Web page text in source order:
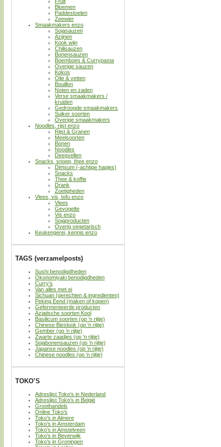
Bloemen
Paddestoelen
Zeewier
Smaakmakers enzo
Sojasauzen
Azijnen
Kook wijn
Chilisauzen
Bonensauzen
Boemboes & Currypasta
Overige sauzen
Kokos
Olie & vetten
Bouillon
Noten en zaden
Verse smaakmakers /
kruiden
Gedroogde smaakmakers
Suiker soorten
Overige smaakmakers
Noodles, rijst enzo
Rijst & Granen
Meelsoorten
Bonen
Noodles
Deegvellen
Snacks, snoep, thee enzo
Dimsum (-achtige hapjes)
Snacks
Thee & koffie
Drank
Zoetigheden
Vlees, vis, tofu enzo
Vlees
Gevogelte
Vis enzo
Sojaproducten
Overig vegetarisch
Keukengerei, kennis enzo
TAGS (verzamelposts)
Sushi benodigdheden
Okonomiyaki benodigdheden
Curry’s
Van alles met ei
Sichuan (gerechten & ingredienten)
Peking Eend (maken of kopen)
Gefermenteerde producten
Aziatische soorten Kool
Basilicum soorten (op ’n rijtje)
Chinese Bieslook (op ’n rijtje)
Gember (op ’n rijtje)
Zwarte zaadjes (op ’n rijtje)
Sojabonensauzen (op ’n rijtje)
Japanse noodles (op ’n rijtje)
Chinese noodles (op ’n rijtje)
TOKO’S
Adreslijst Toko’s in Nederland
Adreslijst Toko’s in België
Groothandels
Online Toko’s
Toko’s in Almere
Toko’s in Amsterdam
Toko’s in Amstelveen
Toko’s in Beverwijk
Toko’s in Groningen